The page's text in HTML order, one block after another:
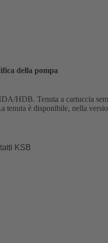
della pompa
HDB. Tenuta a cartuccia
tenuta è disponibile, nella
KSB